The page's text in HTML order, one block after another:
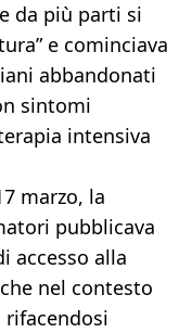
da più parti si
e cominciava
abbandonati
sintomi
intensiva
marzo, la
pubblicava
accesso alla
nel contesto
rifacendosi